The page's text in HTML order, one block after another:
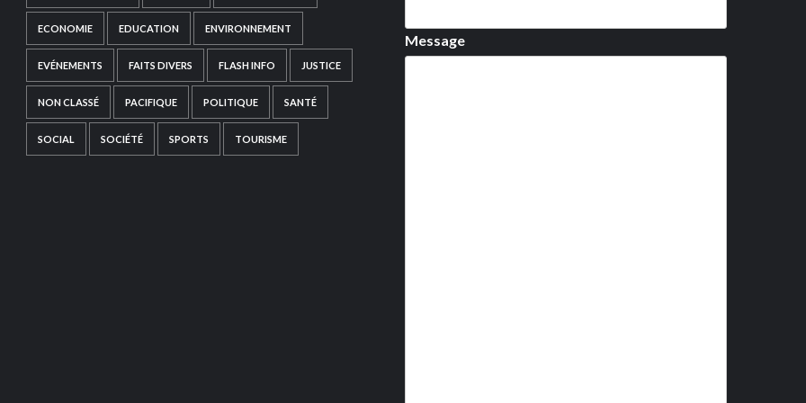
ECONOMIE EDUCATION ENVIRONNEMENT
EVÉNEMENTS FAITS DIVERS FLASH INFO JUSTICE
NON CLASSÉ PACIFIQUE POLITIQUE SANTÉ
SOCIAL SOCIÉTÉ SPORTS TOURISME
Message